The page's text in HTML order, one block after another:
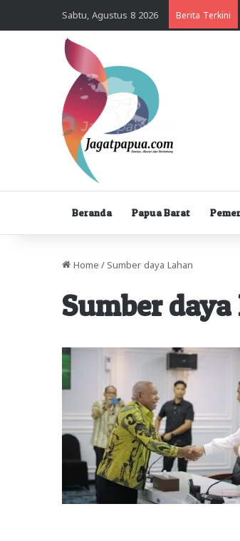
Sabtu, Agustus 8 2026 Berita Terkini
Beranda Papua Barat
Home / Sumber daya Lahan
Sumber